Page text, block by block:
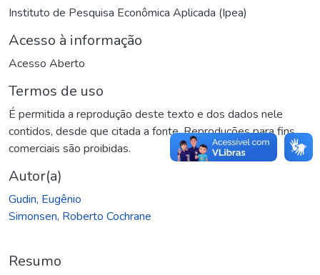
Instituto de Pesquisa Econômica Aplicada (Ipea)
Acesso à informação
Acesso Aberto
Termos de uso
É permitida a reprodução deste texto e dos dados nele
contidos, desde que citada a fonte. Reproduções para fins
comerciais são proibidas.
Autor(a)
Gudin, Eugênio
Simonsen, Roberto Cochrane
Resumo